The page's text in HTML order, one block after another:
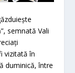
semnată Vali
vizitată în
duminică, între